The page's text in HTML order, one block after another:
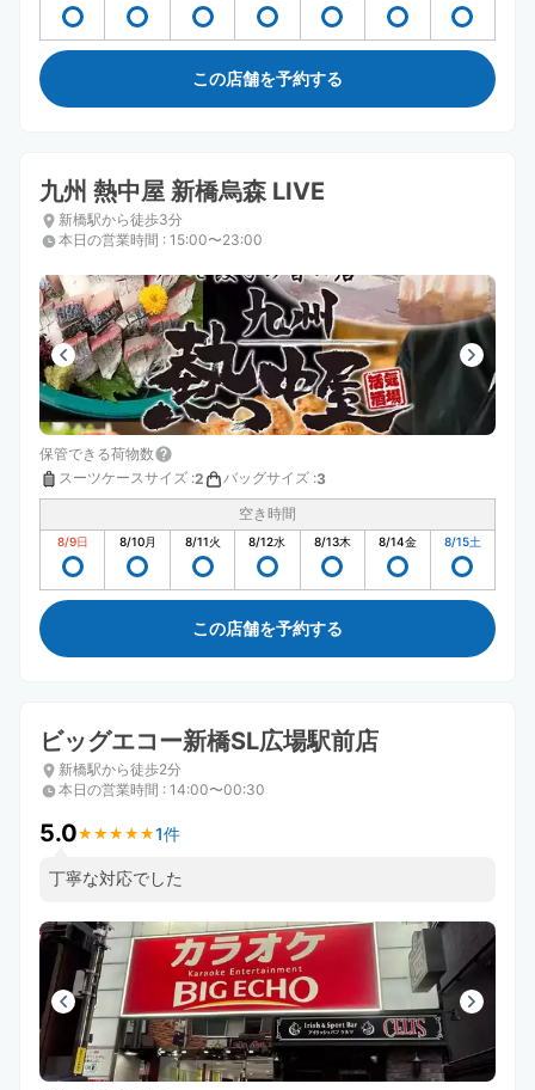
この店舗を予約する
九州 熱中屋 新橋烏森 LIVE
新橋駅から徒歩3分
本日の営業時間 : 15:00〜23:00
保管できる荷物数
スーツケースサイズ :2 バッグサイズ :3
空き時間
8/9日 8/10月 8/11火 8/12水 8/13木 8/14金 8/15土
この店舗を予約する
ビッグエコー新橋SL広場駅前店
新橋駅から徒歩2分
本日の営業時間 : 14:00〜00:30
5.0★ ★ ★ ★ ★
★ ★ ★ ★ ★1件
丁寧な対応でした